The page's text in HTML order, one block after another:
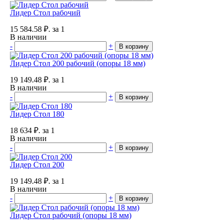
Лидер Стол рабочий
15 584.58 ₽. за 1
В наличии
-
+ В корзину
Лидер Стол 200 рабочий (опоры 18 мм)
19 149.48 ₽. за 1
В наличии
-
+ В корзину
Лидер Стол 180
18 634 ₽. за 1
В наличии
-
+ В корзину
Лидер Стол 200
19 149.48 ₽. за 1
В наличии
-
+ В корзину
Лидер Стол рабочий (опоры 18 мм)